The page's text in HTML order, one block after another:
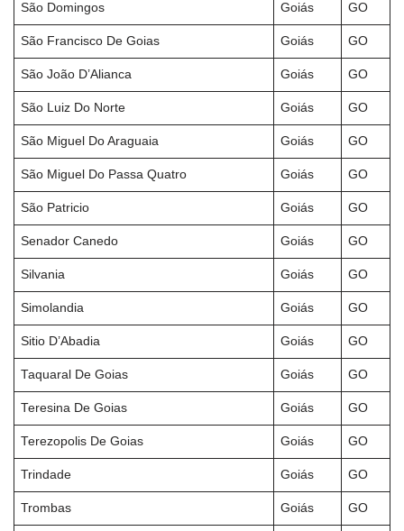
São Domingos Goiás GO
São Francisco De Goias Goiás GO
São João D’Alianca Goiás GO
São Luiz Do Norte Goiás GO
São Miguel Do Araguaia Goiás GO
São Miguel Do Passa Quatro Goiás GO
São Patricio Goiás GO
Senador Canedo Goiás GO
Silvania Goiás GO
Simolandia Goiás GO
Sitio D’Abadia Goiás GO
Taquaral De Goias Goiás GO
Teresina De Goias Goiás GO
Terezopolis De Goias Goiás GO
Trindade Goiás GO
Trombas Goiás GO